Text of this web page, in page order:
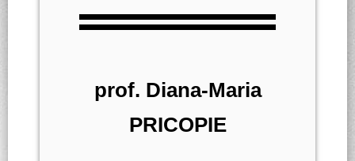
prof. Diana-Maria
PRICOPIE